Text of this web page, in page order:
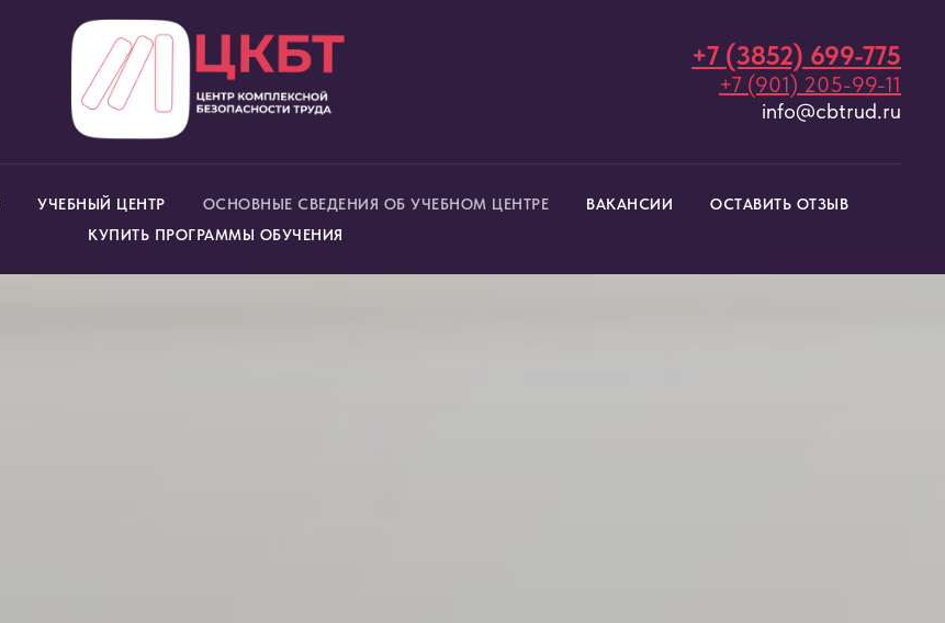
+7 (3852) 699-775
+7 (901) 205-99-11
info@cbtrud.ru
УЧЕБНЫЙ ЦЕНТР ОСНОВНЫЕ СВЕДЕНИЯ ОБ УЧЕБНОМ ЦЕНТРЕ ВАКАНСИИ
ОСТАВИТЬ ОТЗЫВ
КУПИТЬ ПРОГРАММЫ ОБУЧЕНИЯ